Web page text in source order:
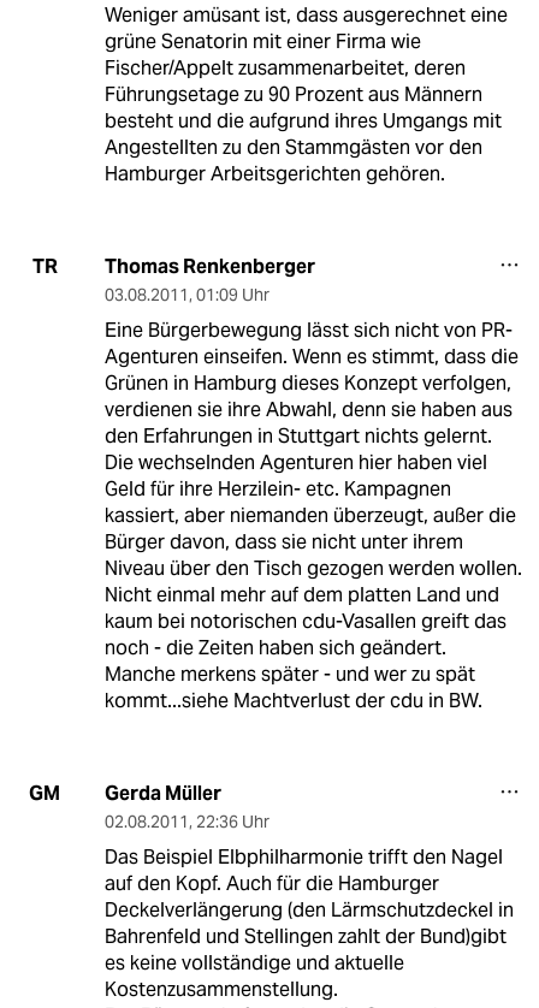
Weniger amüsant ist, dass ausgerechnet eine
grüne Senatorin mit einer Firma wie
Fischer/Appelt zusammenarbeitet, deren
Führungsetage zu 90 Prozent aus Männern
besteht und die aufgrund ihres Umgangs mit
Angestellten zu den Stammgästen vor den
Hamburger Arbeitsgerichten gehören.
TR Thomas Renkenberger
03.08.2011, 01:09 Uhr
Eine Bürgerbewegung lässt sich nicht von PR-
Agenturen einseifen. Wenn es stimmt, dass die
Grünen in Hamburg dieses Konzept verfolgen,
verdienen sie ihre Abwahl, denn sie haben aus
den Erfahrungen in Stuttgart nichts gelernt.
Die wechselnden Agenturen hier haben viel
Geld für ihre Herzilein- etc. Kampagnen
kassiert, aber niemanden überzeugt, außer die
Bürger davon, dass sie nicht unter ihrem
Niveau über den Tisch gezogen werden wollen.
Nicht einmal mehr auf dem platten Land und
kaum bei notorischen cdu-Vasallen greift das
noch - die Zeiten haben sich geändert.
Manche merkens später - und wer zu spät
kommt...siehe Machtverlust der cdu in BW.
GM Gerda Müller
02.08.2011, 22:36 Uhr
Das Beispiel Elbphilharmonie trifft den Nagel
auf den Kopf. Auch für die Hamburger
Deckelverlängerung (den Lärmschutzdeckel in
Bahrenfeld und Stellingen zahlt der Bund)gibt
es keine vollständige und aktuelle
Kostenzusammenstellung.